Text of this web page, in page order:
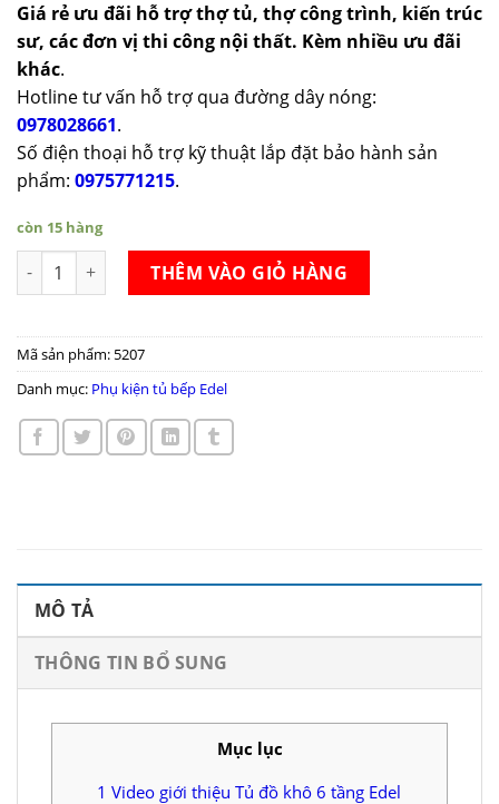
Giá rẻ ưu đãi hỗ trợ thợ tủ, thợ công trình, kiến trúc
sư, các đơn vị thi công nội thất. Kèm nhiều ưu đãi
khác.
Hotline tư vấn hỗ trợ qua đường dây nóng:
0978028661.
Số điện thoại hỗ trợ kỹ thuật lắp đặt bảo hành sản
phẩm: 0975771215.
còn 15 hàng
Tủ đồ khô 6 tầng Edel GK01-450 số lượng
THÊM VÀO GIỎ HÀNG
Mã sản phẩm: 5207
Danh mục: Phụ kiện tủ bếp Edel
MÔ TẢ
THÔNG TIN BỔ SUNG
Mục lục
1 Video giới thiệu Tủ đồ khô 6 tầng Edel